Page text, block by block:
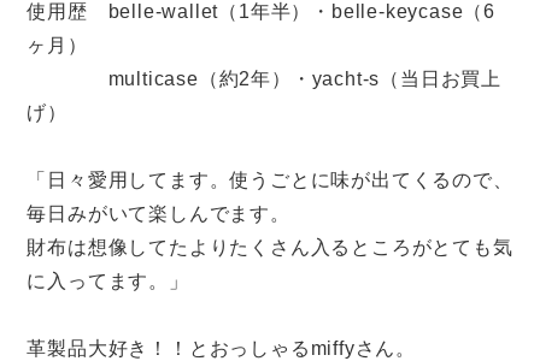
使用歴 belle-wallet（1年半）・belle-keycase（6
ヶ月）
multicase（約2年）・yacht-s（当日お買上
げ）
「日々愛用してます。使うごとに味が出てくるので、
毎日みがいて楽しんでます。
財布は想像してたよりたくさん入るところがとても気
に入ってます。」
革製品大好き！！とおっしゃるmiffyさん。